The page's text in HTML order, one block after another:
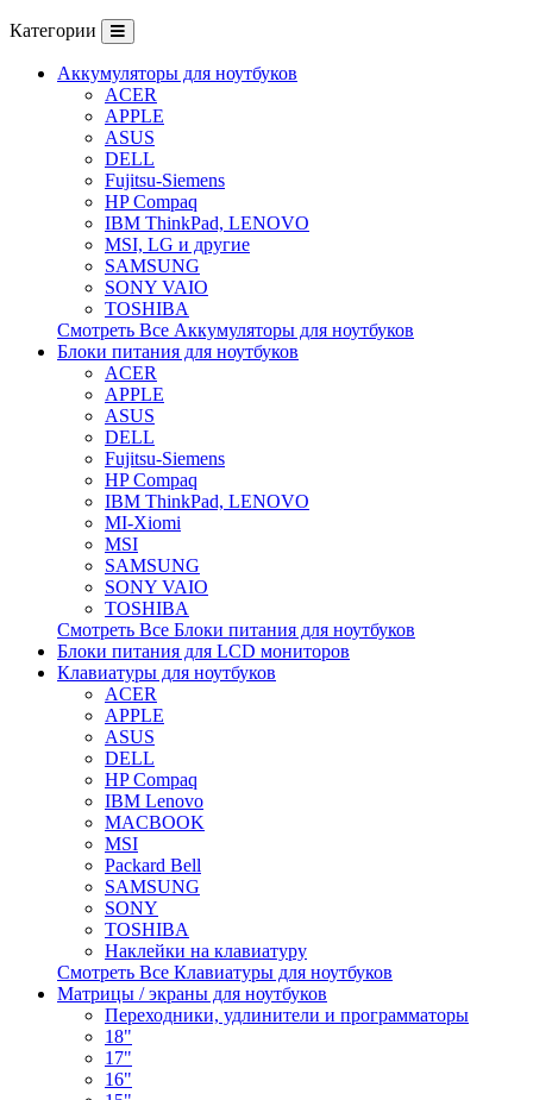
Категории
Аккумуляторы для ноутбуков
ACER
APPLE
ASUS
DELL
Fujitsu-Siemens
HP Compaq
IBM ThinkPad, LENOVO
MSI, LG и другие
SAMSUNG
SONY VAIO
TOSHIBA
Смотреть Все Аккумуляторы для ноутбуков
Блоки питания для ноутбуков
ACER
APPLE
ASUS
DELL
Fujitsu-Siemens
HP Compaq
IBM ThinkPad, LENOVO
MI-Xiomi
MSI
SAMSUNG
SONY VAIO
TOSHIBA
Смотреть Все Блоки питания для ноутбуков
Блоки питания для LCD мониторов
Клавиатуры для ноутбуков
ACER
APPLE
ASUS
DELL
HP Compaq
IBM Lenovo
MACBOOK
MSI
Packard Bell
SAMSUNG
SONY
TOSHIBA
Наклейки на клавиатуру
Смотреть Все Клавиатуры для ноутбуков
Матрицы / экраны для ноутбуков
Переходники, удлинители и программаторы
18"
17"
16"